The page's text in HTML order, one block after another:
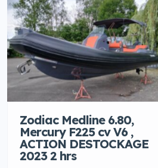
Zodiac Medline 6.80,
Mercury F225 cv V6 ,
ACTION DESTOCKAGE
2023 2 hrs